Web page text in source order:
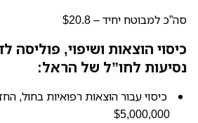
סה”כ למבוטח יחיד – $20.8
כיסוי הוצאות ושיפוי, פוליסה
נסיעות לחו”ל של הראל:
כיסוי עבור הוצאות רפואיות בחול,
$5,000,000